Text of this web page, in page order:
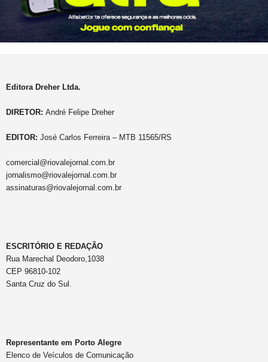
Editora Dreher Ltda.
DIRETOR: André Felipe Dreher
EDITOR: José Carlos Ferreira – MTB 11565/RS
comercial@riovalejornal.com.br
jornalismo@riovalejornal.com.br
assinaturas@riovalejornal.com.br
ESCRITÓRIO E REDAÇÃO
Rua Marechal Deodoro,1038
CEP 96810-102
Santa Cruz do Sul.
Representante em Porto Alegre
Elenco de Veículos de Comunicação